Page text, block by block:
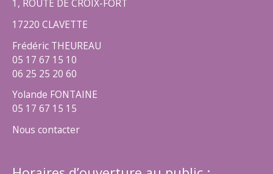
1, ROUTE DE CROIX-FORT
17220 CLAVETTE
Frédéric THEUREAU
05 17 67 15 10
06 25 25 20 60
Yolande FONTAINE
05 17 67 15 15
Nous contacter